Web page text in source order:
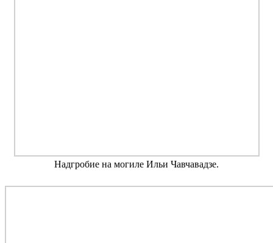
Надгробие на могиле Ильи Чавчавадзе.